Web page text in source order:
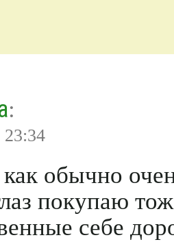
:
23:34
обычно
покупаю
себе